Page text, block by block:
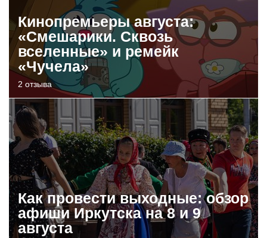
Кинопремьеры августа:
«Смешарики. Сквозь
вселенные» и ремейк
«Чучела»
2 отзыва
Как провести выходные: обзор
афиши Иркутска на 8 и 9
августа